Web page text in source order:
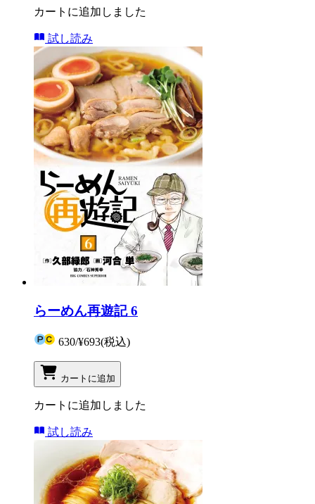
カートに追加しました
試し読み
らーめん再遊記 6
630/¥693(税込)
カートに追加
カートに追加しました
試し読み